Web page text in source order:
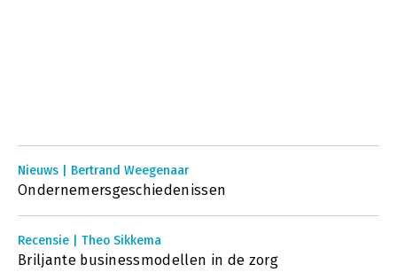
Nieuws | Bertrand Weegenaar
Ondernemersgeschiedenissen
Recensie | Theo Sikkema
Briljante businessmodellen in de zorg